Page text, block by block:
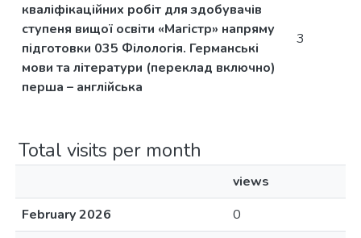
кваліфікаційних робіт для здобувачів
ступеня вищої освіти «Магістр» напряму
підготовки 035 Філологія. Германські
мови та літератури (переклад включно)
перша – англійська
3
Total visits per month
views
February 2026
0